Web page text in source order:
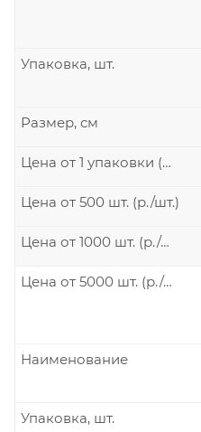
Упаковка, шт.
Размер, см
Цена от 1 упаковки (р./шт.)
Цена от 500 шт. (р./шт.)
Цена от 1000 шт. (р./шт.)
Цена от 5000 шт. (р./шт.)
Наименование
Упаковка, шт.